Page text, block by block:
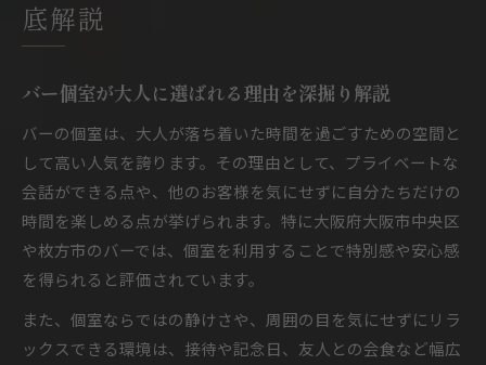
底解説
バー個室が大人に選ばれる理由を深掘り解説
バーの個室は、大人が落ち着いた時間を過ごすための空間と
して高い人気を誇ります。その理由として、プライベートな
会話ができる点や、他のお客様を気にせずに自分たちだけの
時間を楽しめる点が挙げられます。特に大阪府大阪市中央区
や枚方市のバーでは、個室を利用することで特別感や安心感
を得られると評価されています。
また、個室ならではの静けさや、周囲の目を気にせずにリラ
ックスできる環境は、接待や記念日、友人との会食など幅広